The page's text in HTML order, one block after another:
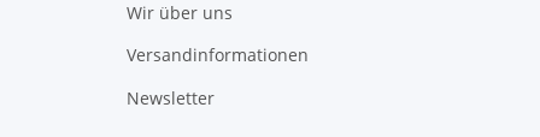
Wir über uns
Versandinformationen
Newsletter